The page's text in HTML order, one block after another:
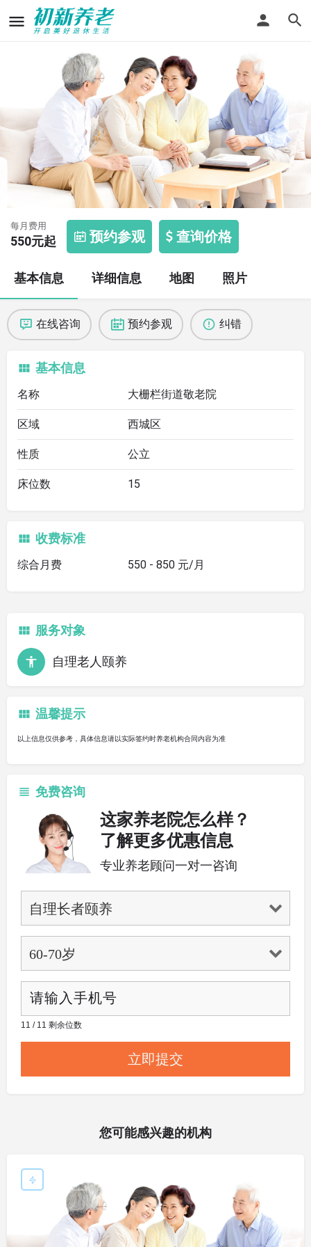
大栅栏街道敬老院
每月费用
550元起 预约参观 查询价格
基本信息 详细信息 地图 照片
在线咨询 预约参观 纠错
基本信息
名称 大栅栏街道敬老院
区域 西城区
性质 公立
床位数 15
收费标准
综合月费 550 - 850 元/月
服务对象
自理老人颐养
温馨提示
以上信息仅供参考，具体信息请以实际签约时养老机构合同内容为准
免费咨询
这家养老院怎么样？
了解更多优惠信息
专业养老顾问一对一咨询
11 / 11 剩余位数
您可能感兴趣的机构